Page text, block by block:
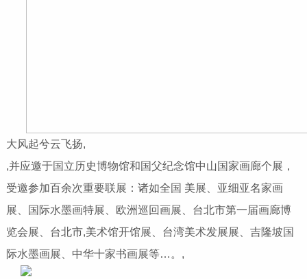
大风起兮云飞扬,
,并应邀于国立历史博物馆和国父纪念馆中山国家画廊个展，
受邀参加百余次重要联展：诸如全国 美展、亚细亚名家画
展、国际水墨画特展、 欧洲巡回画展、台北市第一届画廊博
览会展、台北市,美术馆开馆展、台湾美术发展展、吉隆坡国
际水墨画展、中华十家书画展等…。,